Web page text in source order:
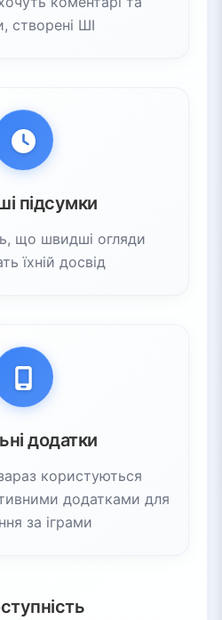
створені ШІ
підсумки
що швидші огляди
їхній досвід
додатки
користуються
додатками для
за іграми